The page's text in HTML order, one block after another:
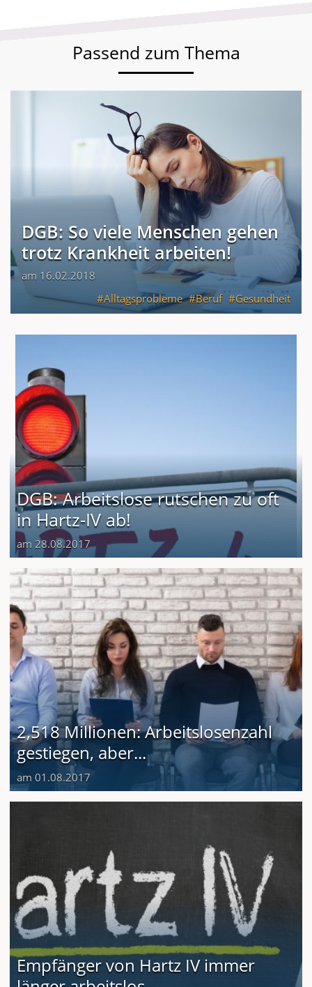
Passend zum Thema
DGB: So viele Menschen gehen
trotz Krankheit arbeiten!
am 16.02.2018
Alltagsprobleme
Beruf Gesundheit
DGB: Arbeitslose rutschen zu oft
in Hartz-IV ab!
am 28.08.2017
2,518 Millionen: Arbeitslosenzahl
gestiegen, aber...
am 01.08.2017
Empfänger von Hartz IV immer